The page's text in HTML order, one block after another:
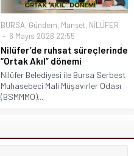
BURSA, Gündem, Manşet, NİLÜFER
6 Mayıs 2026 22:55
Nilüfer’de ruhsat süreçlerinde
“Ortak Akıl” dönemi
Nilüfer Belediyesi ile Bursa Serbest
Muhasebeci Mali Müşavirler Odası
(BSMMMO)...